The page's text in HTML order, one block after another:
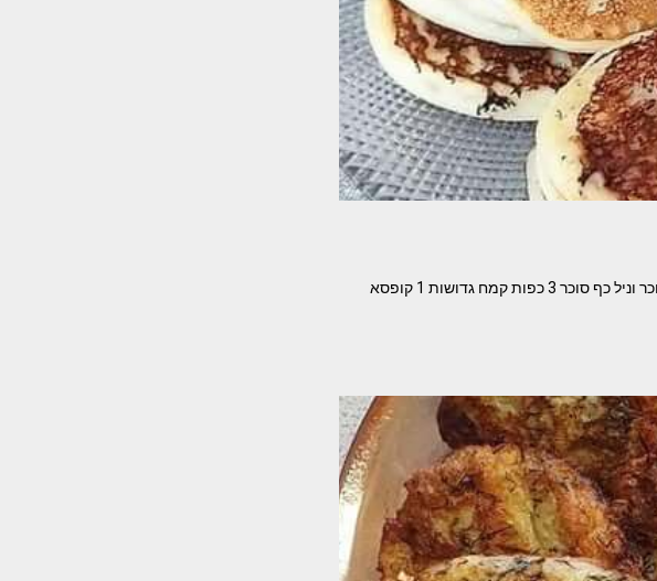
לביבות גבינה מטריפות וממכרות מאת – אילנית דרמון מצרכים- 2 ביצים 1 סוכר וניל כף סוכר 3 כפות קמח גדושות 1 קופסא